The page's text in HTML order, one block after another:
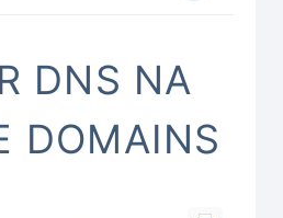
DNS NA
DOMAINS